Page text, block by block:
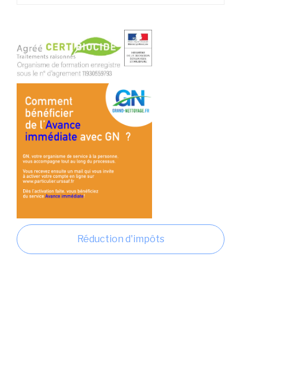
Réduction d'impôts